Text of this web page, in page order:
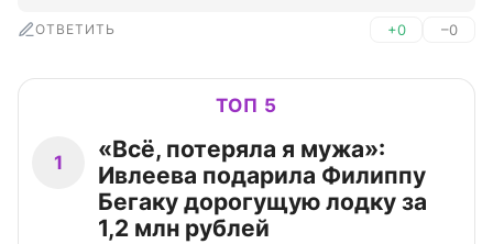
ОТВЕТИТЬ +0 –0
ТОП 5
1
«Всё, потеряла я мужа»:
Ивлеева подарила Филиппу
Бегаку дорогущую лодку за
1,2 млн рублей